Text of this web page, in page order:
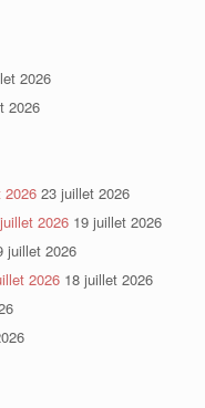
2026
2026
2026 23 juillet 2026
2026 19 juillet 2026
juillet 2026
2026 18 juillet 2026